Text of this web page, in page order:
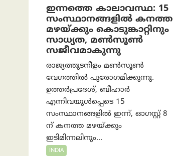
ഇന്നത്തെ കാലാവസ്ഥ: 15
സംസ്ഥാനങ്ങളിൽ കനത്ത
മഴയ്ക്കും കൊടുങ്കാറ്റിനും
സാധ്യത, മൺസൂൺ
സജീവമാകുന്നു
രാജ്യത്തുടനീളം മൺസൂൺ
വേഗത്തിൽ പുരോഗമിക്കുന്നു.
ഉത്തർപ്രദേശ്, ബീഹാർ
എന്നിവയുൾപ്പെടെ 15
സംസ്ഥാനങ്ങളിൽ ഇന്ന്, ഓഗസ്റ്റ് 8
ന് കനത്ത മഴയ്ക്കും
ഇടിമിന്നലിനും...
INDIA